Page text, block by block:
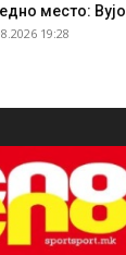
место:
19:28